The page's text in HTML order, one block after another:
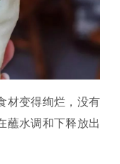
材变得绚烂，没有
蘸水调和下释放出